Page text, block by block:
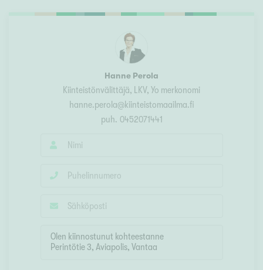
Hanne Perola
Kiinteistönvälittäjä, LKV, Yo merkonomi
hanne.perola@kiinteistomaailma.fi
puh. 0452071441